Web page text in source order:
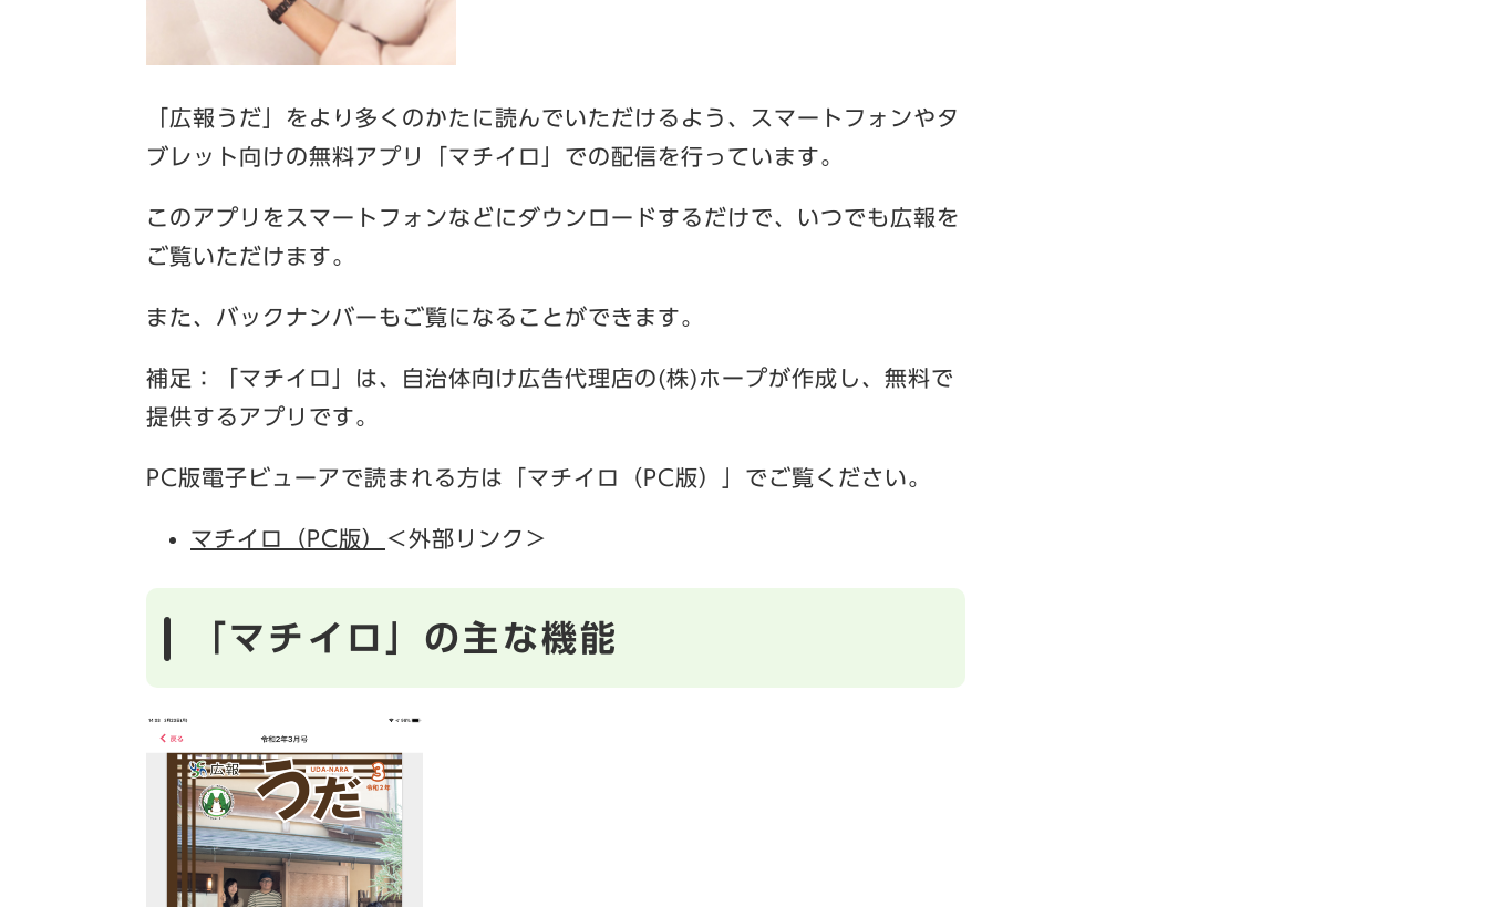
「広報うだ」をより多くのかたに読んでいただけるよう、スマートフォンやタ
ブレット向けの無料アプリ「マチイロ」での配信を行っています。
このアプリをスマートフォンなどにダウンロードするだけで、いつでも広報を
ご覧いただけます。
また、バックナンバーもご覧になることができます。
補足：「マチイロ」は、自治体向け広告代理店の(株)ホープが作成し、無料で
提供するアプリです。
PC版電子ビューアで読まれる方は「マチイロ（PC版）」でご覧ください。
マチイロ（PC版） ＜外部リンク＞
「マチイロ」の主な機能